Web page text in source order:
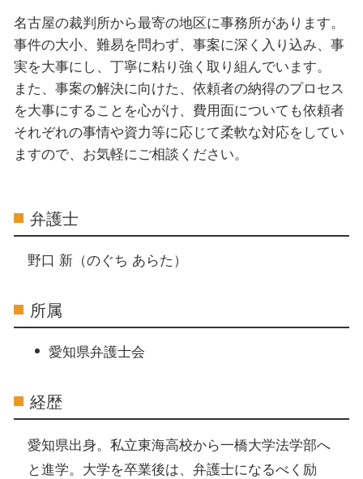
名古屋の裁判所から最寄の地区に事務所があります。
事件の大小、難易を問わず、事案に深く入り込み、事
実を大事にし、丁寧に粘り強く取り組んでいます。
また、事案の解決に向けた、依頼者の納得のプロセス
を大事にすることを心がけ、費用面についても依頼者
それぞれの事情や資力等に応じて柔軟な対応をしてい
ますので、お気軽にご相談ください。
弁護士
野口 新（のぐち あらた）
所属
愛知県弁護士会
経歴
愛知県出身。私立東海高校から一橋大学法学部へ
と進学。大学を卒業後は、弁護士になるべく励